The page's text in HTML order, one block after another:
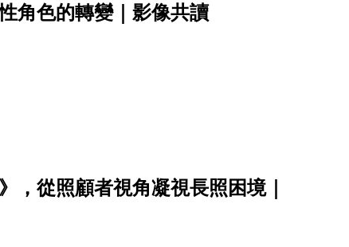
角色的轉變｜影像共讀
，從照顧者視角凝視長照困境｜